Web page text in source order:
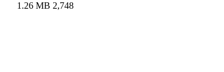
1.26 MB 2,748